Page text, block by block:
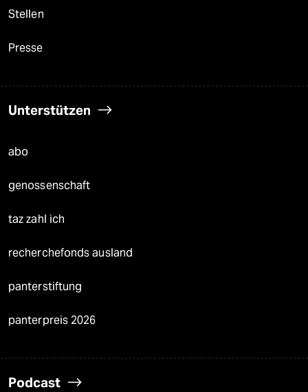
Stellen
Presse
Unterstützen
abo
genossenschaft
taz zahl ich
recherchefonds ausland
panterstiftung
panterpreis 2026
Podcast